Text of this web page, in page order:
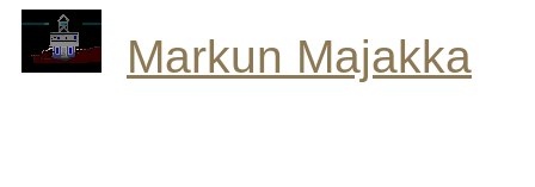
Markun Majakka